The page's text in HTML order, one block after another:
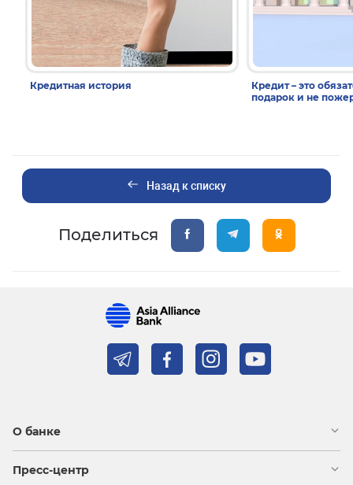
Кредитная история
Кредит – это
подарок и не
Назад к списку
Поделиться
О банке
Пресс-центр